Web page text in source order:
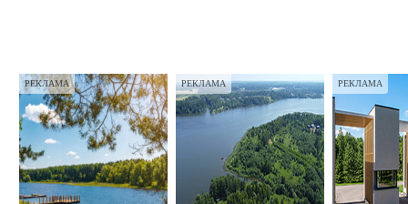
РЕКЛАМА РЕКЛАМА РЕКЛАМА